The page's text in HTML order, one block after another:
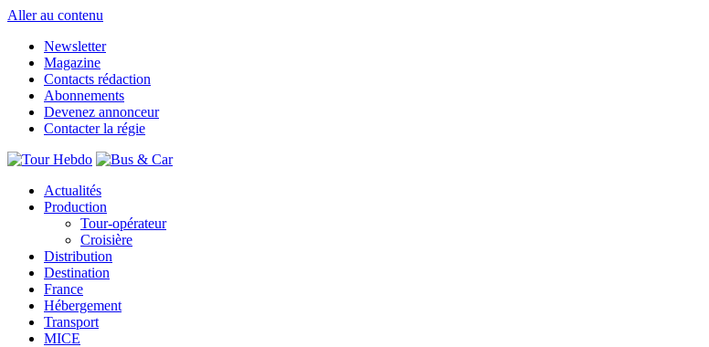
Aller au contenu
Newsletter
Magazine
Contacts rédaction
Abonnements
Devenez annonceur
Contacter la régie
Actualités
Production
Tour-opérateur
Croisière
Distribution
Destination
France
Hébergement
Transport
MICE